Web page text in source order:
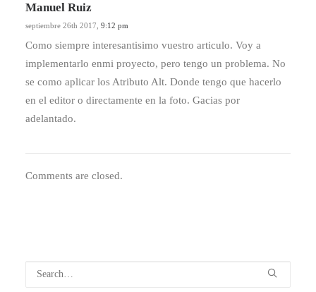
Manuel Ruiz
septiembre 26th 2017, 9:12 pm
Como siempre interesantisimo vuestro articulo. Voy a
implementarlo enmi proyecto, pero tengo un problema. No
se como aplicar los Atributo Alt. Donde tengo que hacerlo
en el editor o directamente en la foto. Gacias por
adelantado.
Comments are closed.